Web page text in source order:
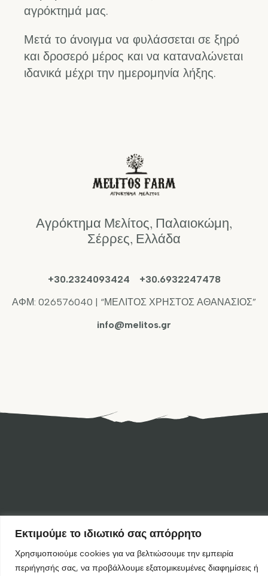
Εκτιμούμε το ιδιωτικό σας απόρρητο
Χρησιμοποιούμε cookies για να βελτιώσουμε την εμπειρία
περιήγησής σας, να προβάλλουμε εξατομικευμένες διαφημίσεις ή
αγρόκτημά μας.
Μετά το άνοιγμα να φυλάσσεται σε ξηρό
και δροσερό μέρος και να καταναλώνεται
ιδανικά μέχρι την ημερομηνία λήξης.
Αγρόκτημα Μελίτος, Παλαιοκώμη,
Σέρρες, Ελλάδα
+30.2324093424 +30.6932247478
ΑΦΜ: 026576040 | “ΜΕΛΙΤΟΣ ΧΡΗΣΤΟΣ ΑΘΑΝΑΣΙΟΣ”
info@melitos.gr